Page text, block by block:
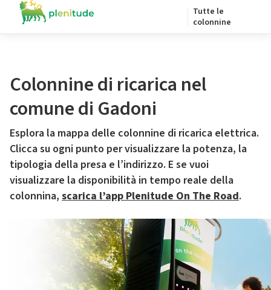
Tutte le
colonnine
Colonnine di ricarica nel
comune di Gadoni
Esplora la mappa delle colonnine di ricarica elettrica.
Clicca su ogni punto per visualizzare la potenza, la
tipologia della presa e l’indirizzo. E se vuoi
visualizzare la disponibilità in tempo reale della
colonnina, scarica l’app Plenitude On The Road.